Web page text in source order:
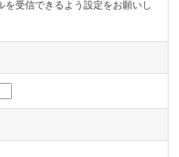
を受信できるよう設定をお願いし